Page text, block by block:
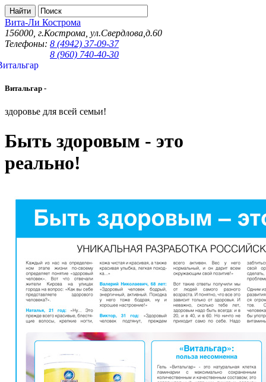
Вита-Ли Кострома
156000, г.Кострома, ул.Свердлова,д.60
Телефоны: 8 (4942) 37-09-37
8 (960) 740-40-30
Витальгар -
здоровье для всей семьи!
Быть здоровым - это
реально!